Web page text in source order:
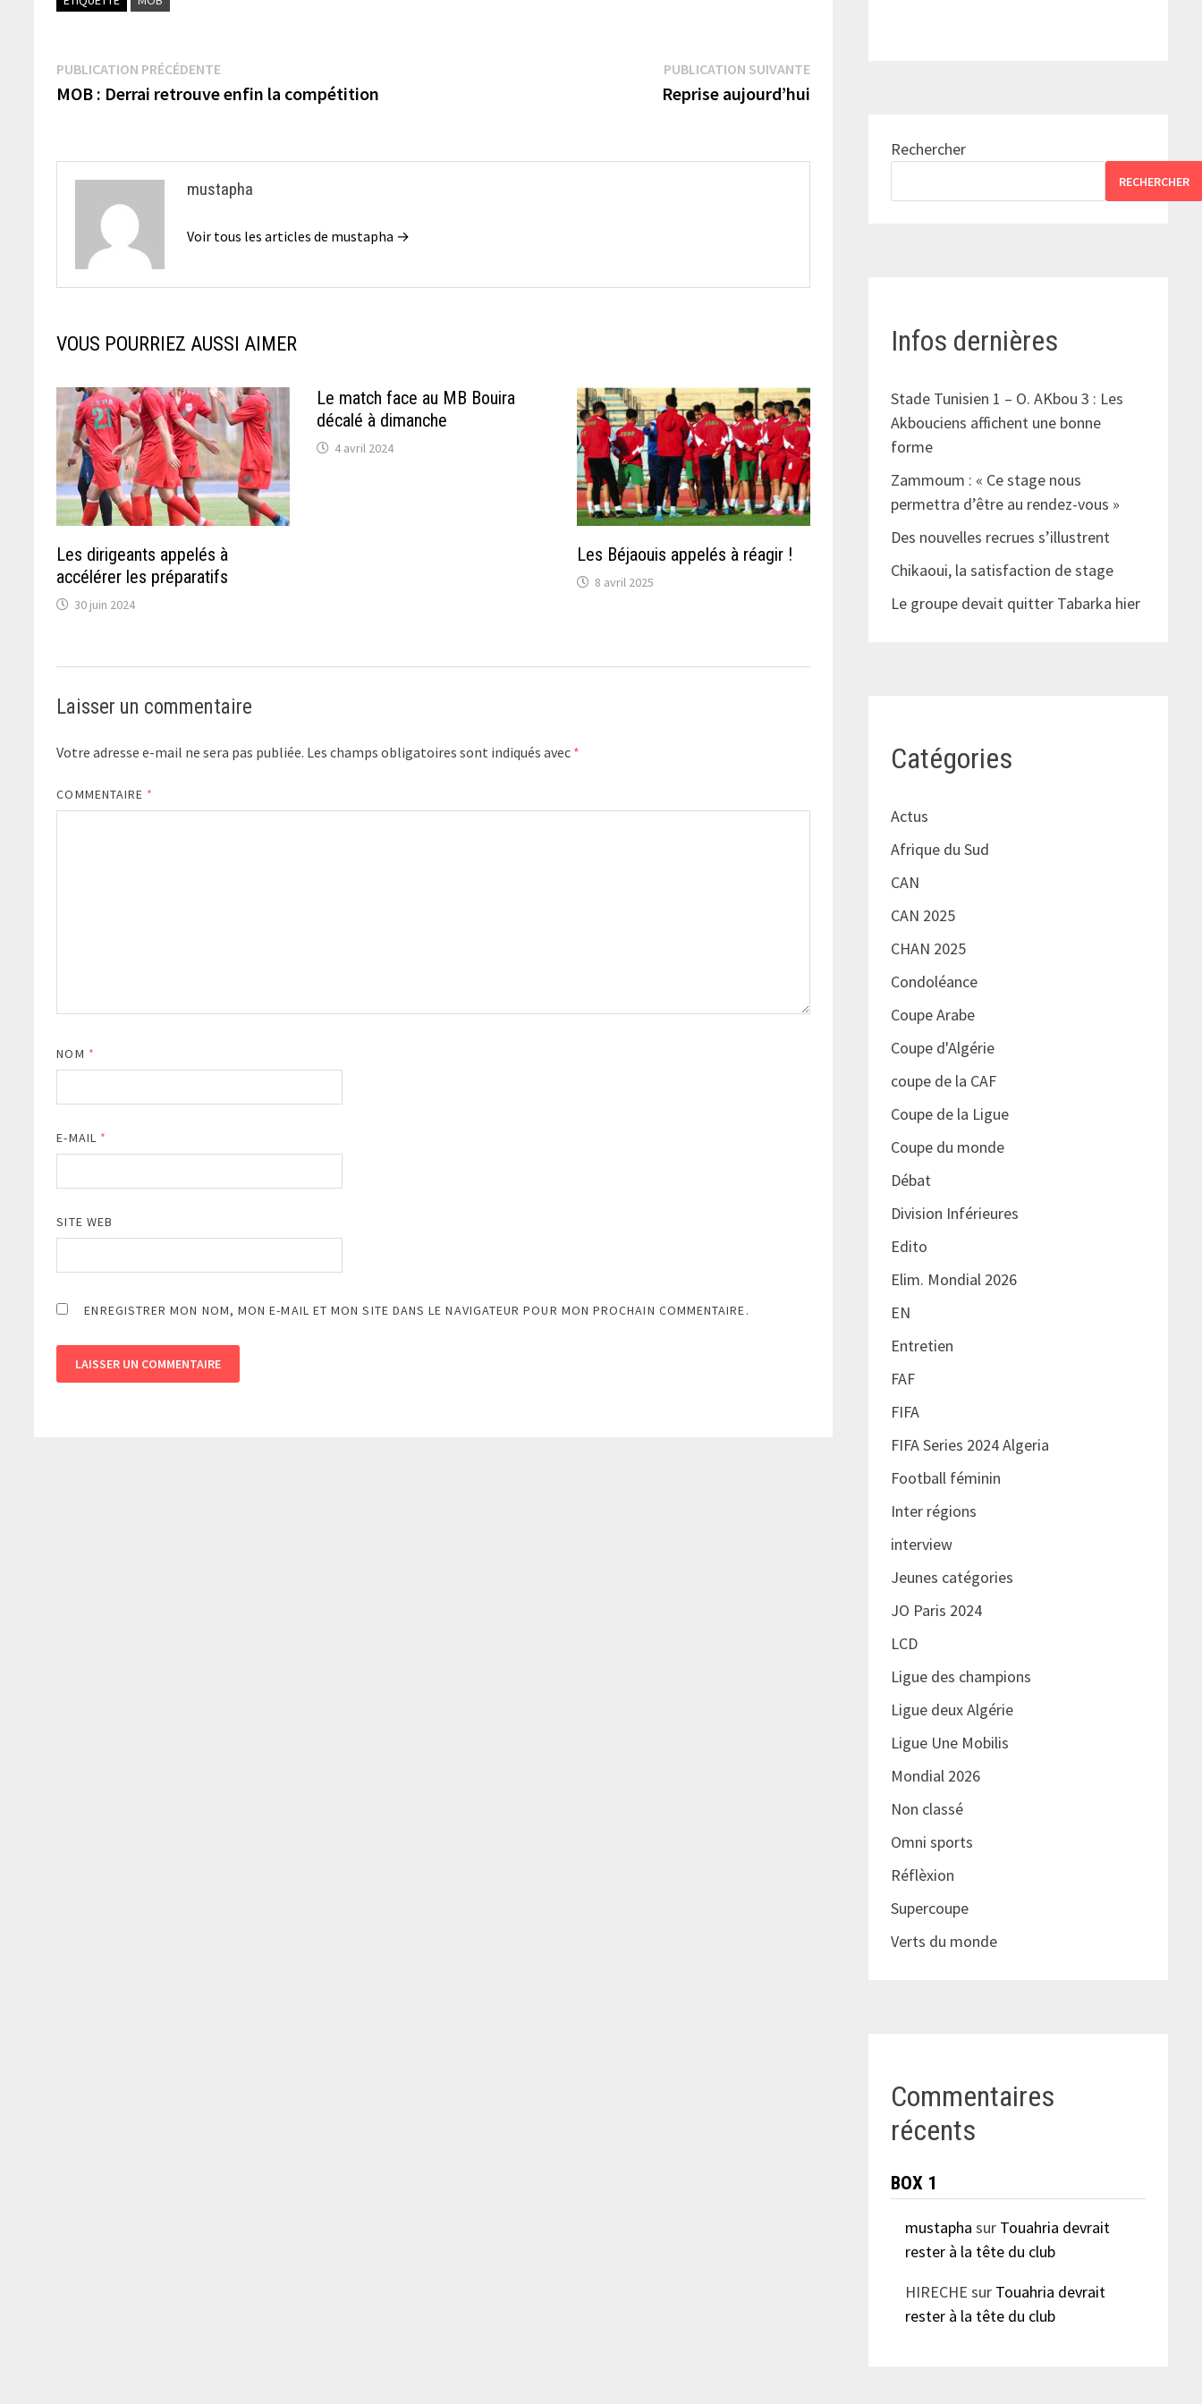
Navigation
de
PUBLICATION PRÉCÉDENTEPublication
précédente :
MOB : Derrai retrouve enfin la compétition
PUBLICATION SUIVANTEPublication
suivante :
Reprise aujourd’hui
mustapha
Voir tous les articles de mustapha →
VOUS POURRIEZ AUSSI AIMER
Les dirigeants appelés à
accélérer les préparatifs
30 juin 2024
Le match face au MB Bouira
décalé à dimanche
4 avril 2024
Les Béjaouis appelés à réagir !
8 avril 2025
Laisser un commentaire
Votre adresse e-mail ne sera pas publiée. Les champs obligatoires sont indiqués avec *
COMMENTAIRE *
NOM *
E-MAIL *
SITE WEB
ENREGISTRER MON NOM, MON E-MAIL ET MON SITE DANS LE NAVIGATEUR POUR MON PROCHAIN COMMENTAIRE.
Rechercher
RECHERCHER
Infos dernières
Stade Tunisien 1 – O. AKbou 3 : Les
Akbouciens affichent une bonne
forme
Zammoum : « Ce stage nous
permettra d’être au rendez-vous »
Des nouvelles recrues s’illustrent
Chikaoui, la satisfaction de stage
Le groupe devait quitter Tabarka hier
Catégories
Actus
Afrique du Sud
CAN
CAN 2025
CHAN 2025
Condoléance
Coupe Arabe
Coupe d'Algérie
coupe de la CAF
Coupe de la Ligue
Coupe du monde
Débat
Division Inférieures
Edito
Elim. Mondial 2026
EN
Entretien
FAF
FIFA
FIFA Series 2024 Algeria
Football féminin
Inter régions
interview
Jeunes catégories
JO Paris 2024
LCD
Ligue des champions
Ligue deux Algérie
Ligue Une Mobilis
Mondial 2026
Non classé
Omni sports
Réflèxion
Supercoupe
Verts du monde
Commentaires
récents
BOX 1
mustapha sur Touahria devrait
rester à la tête du club
HIRECHE sur Touahria devrait
rester à la tête du club